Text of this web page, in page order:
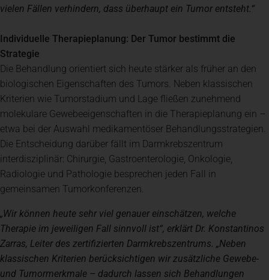
vielen Fällen verhindern, dass überhaupt ein Tumor entsteht.“
Individuelle Therapieplanung: Der Tumor bestimmt die
Strategie
Die Behandlung orientiert sich heute stärker als früher an den
biologischen Eigenschaften des Tumors. Neben klassischen
Kriterien wie Tumorstadium und Lage fließen zunehmend
molekulare Gewebeeigenschaften in die Therapieplanung ein –
etwa bei der Auswahl medikamentöser Behandlungsstrategien.
Die Entscheidung darüber fällt im Darmkrebszentrum
interdisziplinär: Chirurgie, Gastroenterologie, Onkologie,
Radiologie und Pathologie besprechen jeden Fall in
gemeinsamen Tumorkonferenzen.
„Wir können heute sehr viel genauer einschätzen, welche
Therapie im jeweiligen Fall sinnvoll ist“, erklärt Dr. Konstantinos
Zarras, Leiter des zertifizierten Darmkrebszentrums. „Neben
klassischen Kriterien berücksichtigen wir zusätzliche Gewebe-
und Tumormerkmale – dadurch lassen sich Behandlungen